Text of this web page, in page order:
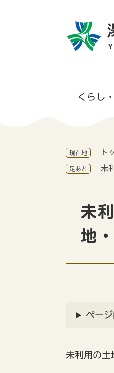
くらし
現在地 ト
足あと 未
未
地
ペー
未利用の土